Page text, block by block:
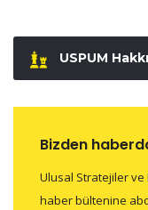
USPUM
Bizden
Ulusal Stratejiler ve
haber bültenine